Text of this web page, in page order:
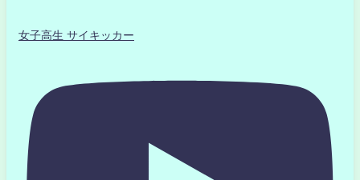
女子高生 サイキッカー